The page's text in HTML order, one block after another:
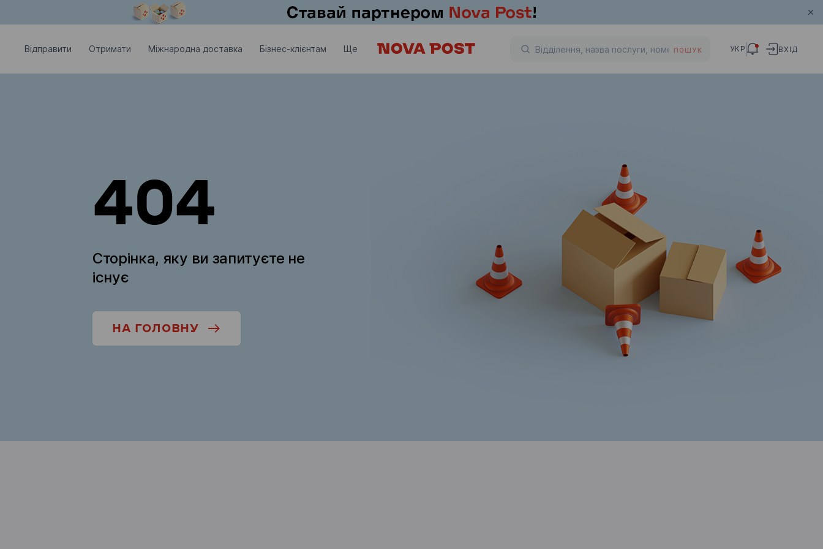
Відправити Отримати Міжнародна доставка Бізнес-клієнтам Ще ПОШУК УКР ВХІД
404
Сторінка, яку ви запитуєте не
існує
НА ГОЛОВНУ